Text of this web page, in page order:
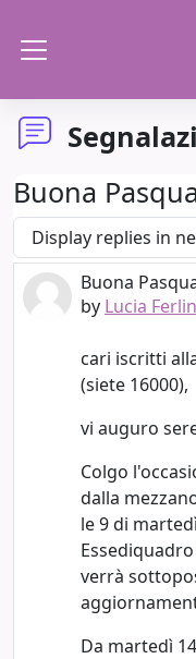
Buona
Display mode
Buona
by Lucia
Number of
cari iscritti
(siete 16000),
vi auguro
Colgo
dalla
le 9 di
verrà
Da martedì